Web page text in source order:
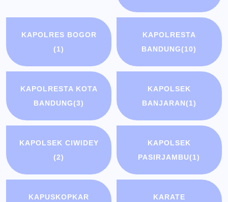
KAPOLRES BOGOR
(1)
KAPOLRESTA
BANDUNG(10)
KAPOLRESTA KOTA
BANDUNG(3)
KAPOLSEK
BANJARAN(1)
KAPOLSEK CIWIDEY
(2)
KAPOLSEK
PASIRJAMBU(1)
KAPUSKOPKAR
KARATE